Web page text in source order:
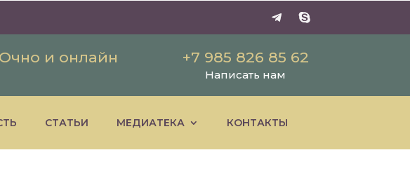
и онлайн +7 985 826 85 62
Написать нам
СТАТЬИ МЕДИАТЕКА КОНТАКТЫ